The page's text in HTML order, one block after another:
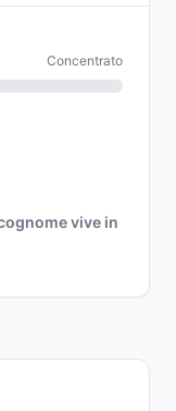
Concentrato
vive in